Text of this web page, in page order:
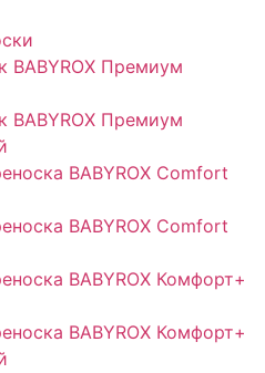
BABYROX Премиум
BABYROX Премиум
BABYROX Comfort
BABYROX Comfort
BABYROX Комфорт+
BABYROX Комфорт+